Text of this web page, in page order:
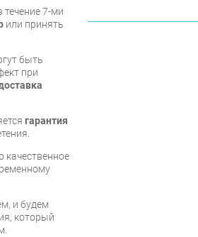
течение 7-ми
или принять
быть
при
гарантия
качественное
и будем
который